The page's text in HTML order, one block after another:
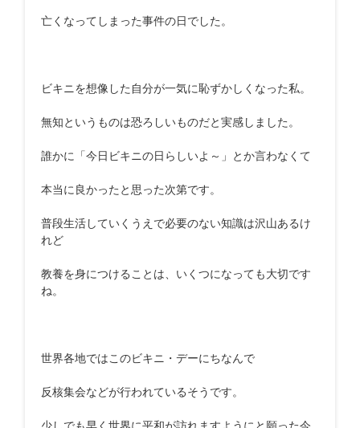
亡くなってしまった事件の日でした。
ビキニを想像した自分が一気に恥ずかしくなった私。
無知というものは恐ろしいものだと実感しました。
誰かに「今日ビキニの日らしいよ～」とか言わなくて
本当に良かったと思った次第です。
普段生活していくうえで必要のない知識は沢山あるけ
れど
教養を身につけることは、いくつになっても大切です
ね。
世界各地ではこのビキニ・デーにちなんで
反核集会などが行われているそうです。
少しでも早く世界に平和が訪れますようにと願った今